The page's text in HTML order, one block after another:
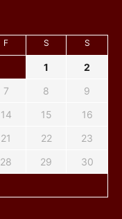
F S S
1
2
7 8
9
14 15
16
21 22
23
28 29
30